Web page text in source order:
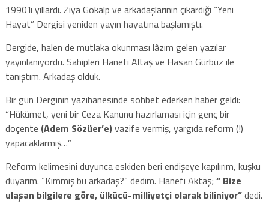
1990’lı yıllardı. Ziya Gökalp ve arkadaşlarının çıkardığı “Yeni
Hayat” Dergisi yeniden yayın hayatına başlamıştı.
Dergide, halen de mutlaka okunması lâzım gelen yazılar
yayınlanıyordu. Sahipleri Hanefi Altaş ve Hasan Gürbüz ile
tanıştım. Arkadaş olduk.
Bir gün Derginin yazıhanesinde sohbet ederken haber geldi:
“Hükümet, yeni bir Ceza Kanunu hazırlaması için genç bir
doçente (Adem Sözüer’e)vazife vermiş, yargıda reform (!)
yapacaklarmış…”
Reform kelimesini duyunca eskiden beri endişeye kapılırım, kuşku
duyarım. “Kimmiş bu arkadaş?” dedim. Hanefi Aktaş; “ Bize
ulaşan bilgilere göre, ülkücü-milliyetçi olarak biliniyor”dedi.